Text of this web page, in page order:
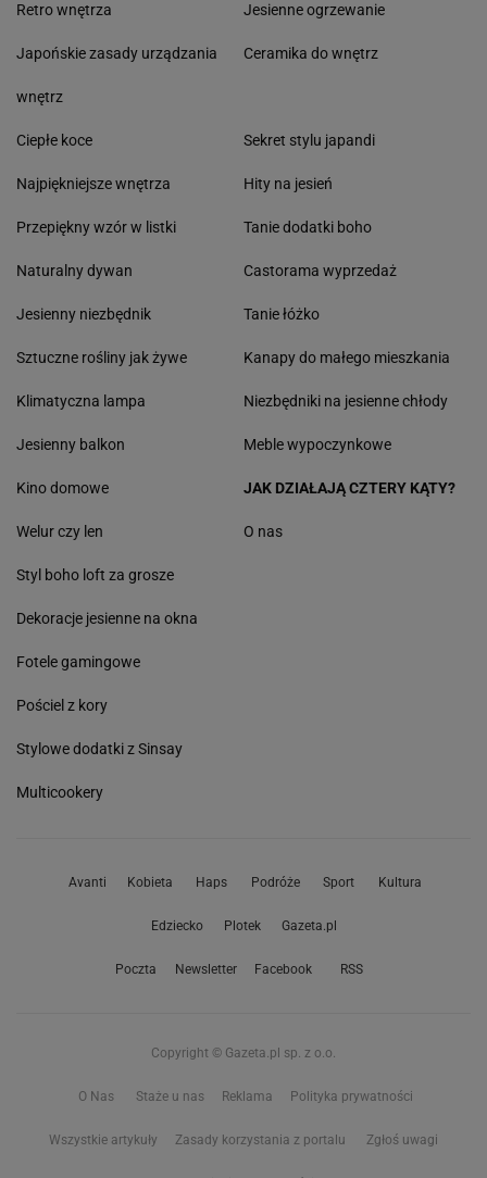
Retro wnętrza
Japońskie zasady urządzania
wnętrz
Jesienne ogrzewanie
Ceramika do wnętrz
Ciepłe koce
Najpiękniejsze wnętrza
Przepiękny wzór w listki
Naturalny dywan
Jesienny niezbędnik
Sztuczne rośliny jak żywe
Klimatyczna lampa
Jesienny balkon
Sekret stylu japandi
Hity na jesień
Tanie dodatki boho
Castorama wyprzedaż
Tanie łóżko
Kanapy do małego mieszkania
Niezbędniki na jesienne chłody
Meble wypoczynkowe
Kino domowe
Welur czy len
Styl boho loft za grosze
Dekoracje jesienne na okna
Fotele gamingowe
Pościel z kory
Stylowe dodatki z Sinsay
Multicookery
JAK DZIAŁAJĄ CZTERY KĄTY?
O nas
Avanti Kobieta Haps Podróże Sport Kultura
Edziecko Plotek Gazeta.pl
Poczta Newsletter Facebook RSS
Copyright © Gazeta.pl sp. z o.o.
O Nas Staże u nas Reklama Polityka prywatności
Wszystkie artykuły Zasady korzystania z portalu Zgłoś uwagi